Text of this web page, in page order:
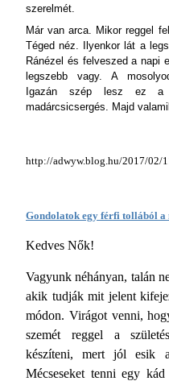
szerelmét.
Már van arca. Mikor reggel
Téged néz. Ilyenkor lát a
Ránézel és felveszed a napi
legszebb vagy. A
Igazán szép lesz ez a
madárcsicsergés. Majd
http://adwyw.blog.hu/2017/02/
Gondolatok egy férfi tollából a
Kedves Nők!
Vagyunk néhányan, talán
akik tudják mit jelent
módon. Virágot venni,
szemét reggel a
készíteni, mert jól esik
Mécseseket tenni egy